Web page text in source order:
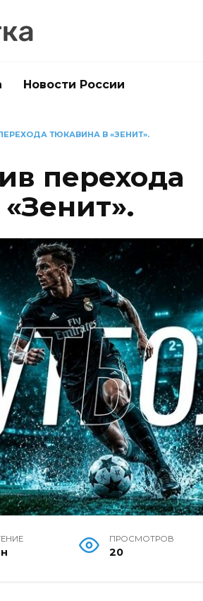
Новости России
ТЮКАВИНА В «ЗЕНИТ».
перехода
ПРОСМОТРОВ
20